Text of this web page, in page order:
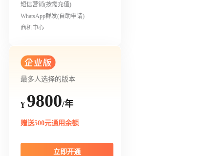
短信营销(按需充值)
WhatsApp群发(自助申请)
商机中心
最多人选择的版本
¥ 9800/年
赠送500元通用余额
立即开通